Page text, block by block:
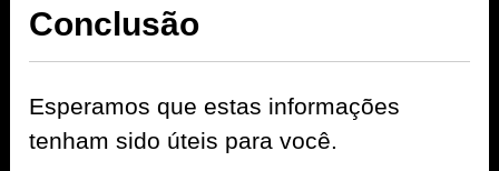
Conclusão
Esperamos que estas informações
tenham sido úteis para você.